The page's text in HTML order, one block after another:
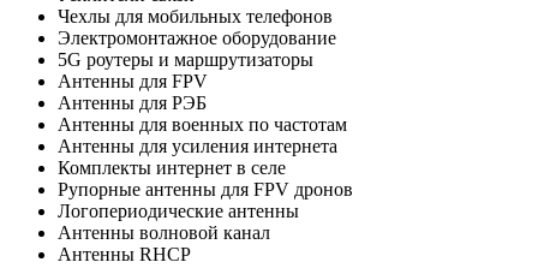
Чехлы для мобильных телефонов
Электромонтажное оборудование
5G роутеры и маршрутизаторы
Антенны для FPV
Антенны для РЭБ
Антенны для военных по частотам
Антенны для усиления интернета
Комплекты интернет в селе
Рупорные антенны для FPV дронов
Логопериодические антенны
Антенны волновой канал
Антенны RHCP